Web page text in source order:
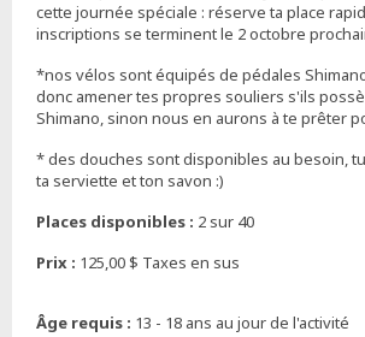
cette journée spéciale : réserve ta place
inscriptions se terminent le 2 octobre
*nos vélos sont équipés de pédales
donc amener tes propres souliers s'ils
Shimano, sinon nous en aurons à te prêter
* des douches sont disponibles au besoin,
ta serviette et ton savon :)
Places disponibles : 2 sur 40
Prix : 125,00 $ Taxes en sus
Âge requis : 13 - 18 ans au jour de l'activité